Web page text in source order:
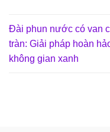
Đài phun nước có van
tràn: Giải pháp hoàn
không gian xanh